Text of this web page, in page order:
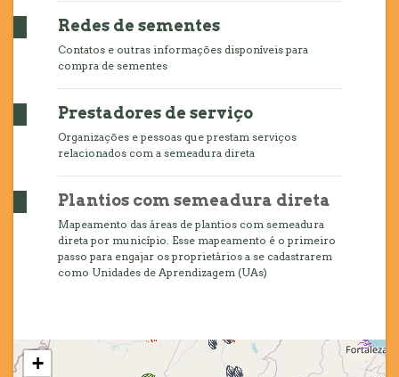
Redes de sementes
Contatos e outras informações disponíveis para
compra de sementes
Prestadores de serviço
Organizações e pessoas que prestam serviços
relacionados com a semeadura direta
Plantios com semeadura direta
Mapeamento das áreas de plantios com semeadura
direta por município. Esse mapeamento é o primeiro
passo para engajar os proprietários a se cadastrarem
como Unidades de Aprendizagem (UAs)
+